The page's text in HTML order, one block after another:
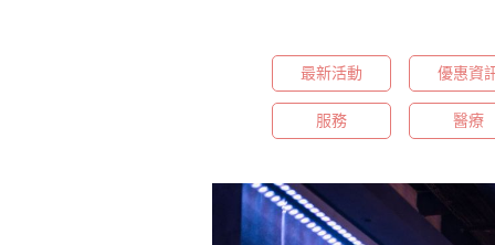
最新活動 優惠資
服務 醫療